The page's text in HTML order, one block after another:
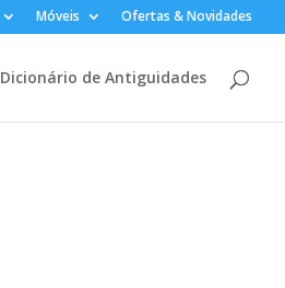
Móveis Ofertas & Novidades
Dicionário de Antiguidades